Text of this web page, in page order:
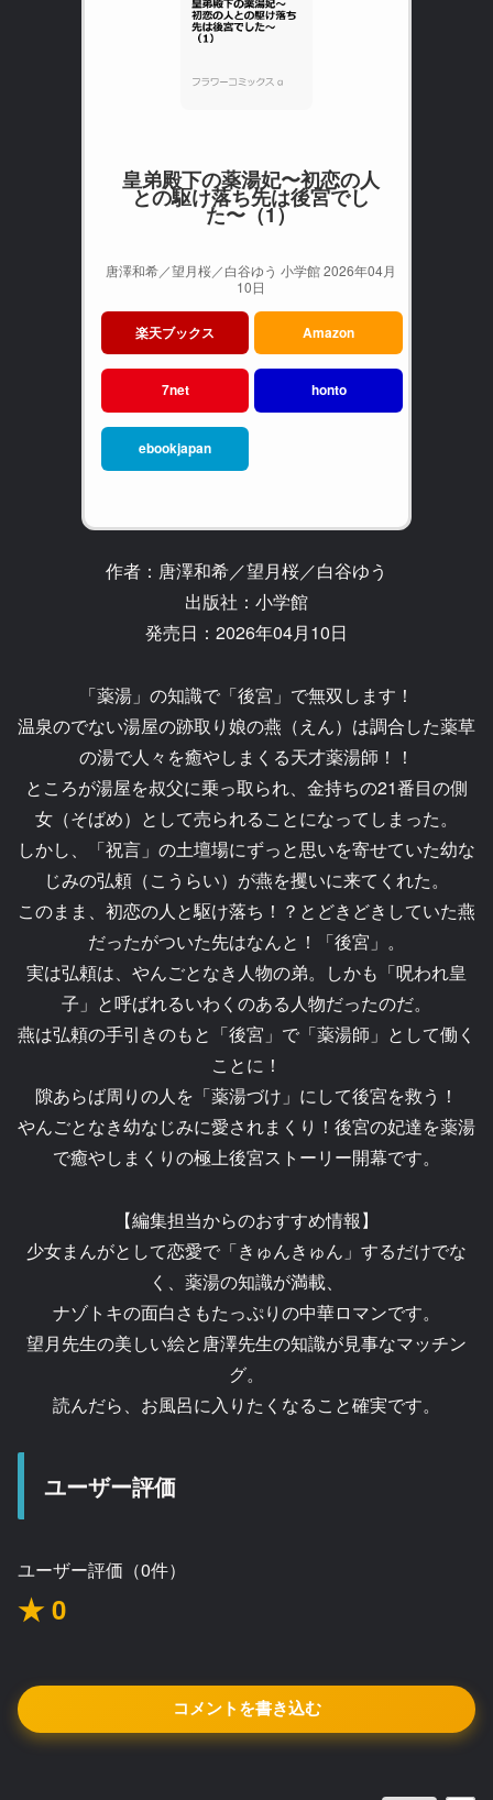
皇弟殿下の薬湯妃〜初恋の人
との駆け落ち先は後宮でし
た〜（1）
唐澤和希／望月桜／白谷ゆう 小学館 2026年04月
10日
楽天ブックス Amazon
7net honto
ebookjapan
作者：唐澤和希／望月桜／白谷ゆう
出版社：小学館
発売日：2026年04月10日
「薬湯」の知識で「後宮」で無双します！
温泉のでない湯屋の跡取り娘の燕（えん）は調合した薬草
の湯で人々を癒やしまくる天才薬湯師！！
ところが湯屋を叔父に乗っ取られ、金持ちの21番目の側
女（そばめ）として売られることになってしまった。
しかし、「祝言」の土壇場にずっと思いを寄せていた幼な
じみの弘頼（こうらい）が燕を攫いに来てくれた。
このまま、初恋の人と駆け落ち！？とどきどきしていた燕
だったがついた先はなんと！「後宮」。
実は弘頼は、やんごとなき人物の弟。しかも「呪われ皇
子」と呼ばれるいわくのある人物だったのだ。
燕は弘頼の手引きのもと「後宮」で「薬湯師」として働く
ことに！
隙あらば周りの人を「薬湯づけ」にして後宮を救う！
やんごとなき幼なじみに愛されまくり！後宮の妃達を薬湯
で癒やしまくりの極上後宮ストーリー開幕です。
【編集担当からのおすすめ情報】
少女まんがとして恋愛で「きゅんきゅん」するだけでな
く、薬湯の知識が満載、
ナゾトキの面白さもたっぷりの中華ロマンです。
望月先生の美しい絵と唐澤先生の知識が見事なマッチン
グ。
読んだら、お風呂に入りたくなること確実です。
ユーザー評価
ユーザー評価（0件）
★ 0
コメントを書き込む